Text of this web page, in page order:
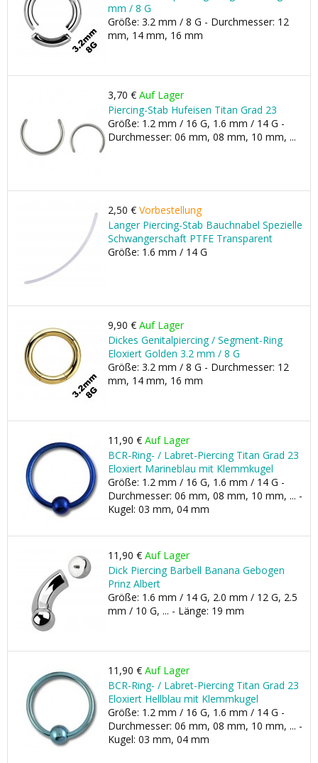
mm / 8 G
Größe: 3.2 mm / 8 G - Durchmesser: 12
mm, 14 mm, 16 mm
3,70 € Auf Lager
Piercing-Stab Hufeisen Titan Grad 23
Größe: 1.2 mm / 16 G, 1.6 mm / 14 G -
Durchmesser: 06 mm, 08 mm, 10 mm, ...
2,50 € Vorbestellung
Langer Piercing-Stab Bauchnabel Spezielle
Schwangerschaft PTFE Transparent
Größe: 1.6 mm / 14 G
9,90 € Auf Lager
Dickes Genitalpiercing / Segment-Ring
Eloxiert Golden 3.2 mm / 8 G
Größe: 3.2 mm / 8 G - Durchmesser: 12
mm, 14 mm, 16 mm
11,90 € Auf Lager
BCR-Ring- / Labret-Piercing Titan Grad 23
Eloxiert Marineblau mit Klemmkugel
Größe: 1.2 mm / 16 G, 1.6 mm / 14 G -
Durchmesser: 06 mm, 08 mm, 10 mm, ... -
Kugel: 03 mm, 04 mm
11,90 € Auf Lager
Dick Piercing Barbell Banana Gebogen
Prinz Albert
Größe: 1.6 mm / 14 G, 2.0 mm / 12 G, 2.5
mm / 10 G, ... - Länge: 19 mm
11,90 € Auf Lager
BCR-Ring- / Labret-Piercing Titan Grad 23
Eloxiert Hellblau mit Klemmkugel
Größe: 1.2 mm / 16 G, 1.6 mm / 14 G -
Durchmesser: 06 mm, 08 mm, 10 mm, ... -
Kugel: 03 mm, 04 mm